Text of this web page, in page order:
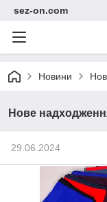
sez-on.com
Новини
Нове
29.06.2024